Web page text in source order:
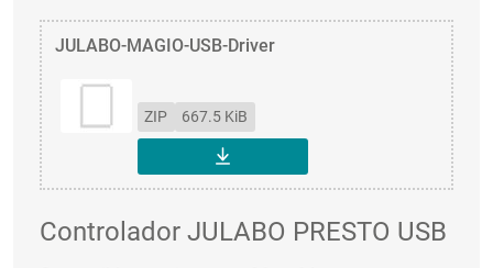
JULABO-MAGIO-USB-Driver
ZIP 667.5 KiB
DESCARGAR
Controlador JULABO PRESTO USB